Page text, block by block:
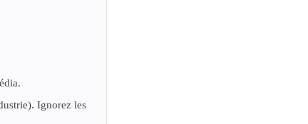
Ignorez les